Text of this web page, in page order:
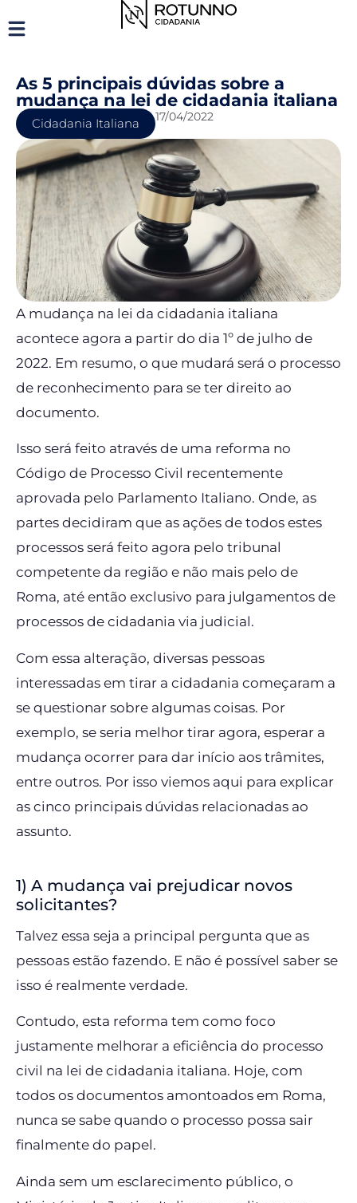
As 5 principais dúvidas sobre a
mudança na lei de cidadania italiana
Cidadania Italiana 17/04/2022
A mudança na lei da cidadania italiana
acontece agora a partir do dia 1º de julho de
2022. Em resumo, o que mudará será o processo
de reconhecimento para se ter direito ao
documento.
Isso será feito através de uma reforma no
Código de Processo Civil recentemente
aprovada pelo Parlamento Italiano. Onde, as
partes decidiram que as ações de todos estes
processos será feito agora pelo tribunal
competente da região e não mais pelo de
Roma, até então exclusivo para julgamentos de
processos de cidadania via judicial.
Com essa alteração, diversas pessoas
interessadas em tirar a cidadania começaram a
se questionar sobre algumas coisas. Por
exemplo, se seria melhor tirar agora, esperar a
mudança ocorrer para dar início aos trâmites,
entre outros. Por isso viemos aqui para explicar
as cinco principais dúvidas relacionadas ao
assunto.
1) A mudança vai prejudicar novos
solicitantes?
Talvez essa seja a principal pergunta que as
pessoas estão fazendo. E não é possível saber se
isso é realmente verdade.
Contudo, esta reforma tem como foco
justamente melhorar a eficiência do processo
civil na lei de cidadania italiana. Hoje, com
todos os documentos amontoados em Roma,
nunca se sabe quando o processo possa sair
finalmente do papel.
Ainda sem um esclarecimento público, o